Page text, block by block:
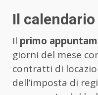
Il calendario
Il primo
giorni del mese
contratti di
dell’imposta di